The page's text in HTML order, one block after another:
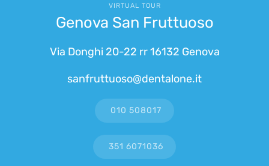
VIRTUAL TOUR
Genova San Fruttuoso
Via Donghi 20-22 rr 16132 Genova
sanfruttuoso@dentalone.it
010 508017
351 6071036